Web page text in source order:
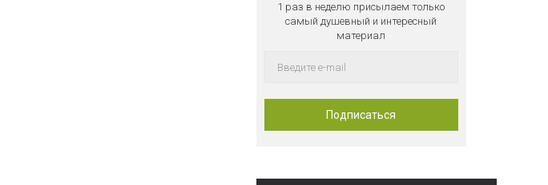
1 раз в неделю присылаем только
самый душевный и интересный
материал